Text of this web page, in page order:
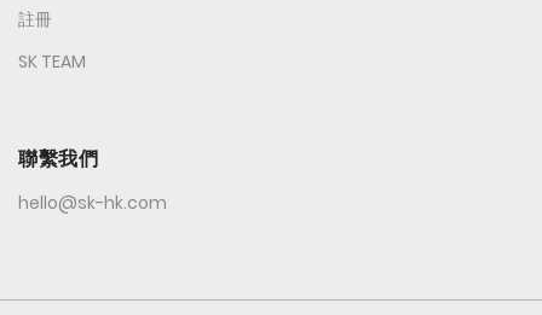
註冊
SK TEAM
聯繫我們
hello@sk-hk.com